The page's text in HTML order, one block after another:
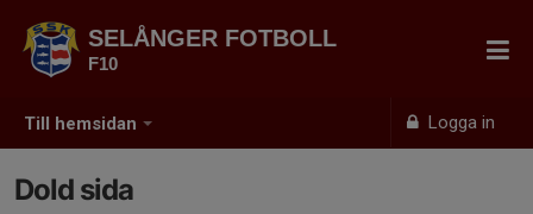
Till hemsidan Logga in
SELÅNGER FOTBOLL
F10
Dold sida